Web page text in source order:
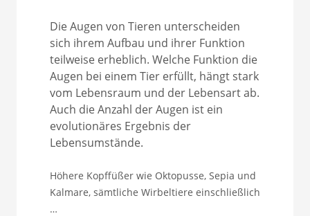
Die Augen von Tieren unterscheiden
sich ihrem Aufbau und ihrer Funktion
teilweise erheblich. Welche Funktion die
Augen bei einem Tier erfüllt, hängt stark
vom Lebensraum und der Lebensart ab.
Auch die Anzahl der Augen ist ein
evolutionäres Ergebnis der
Lebensumstände.
Höhere Kopffüßer wie Oktopusse, Sepia und
Kalmare, sämtliche Wirbeltiere einschließlich
…